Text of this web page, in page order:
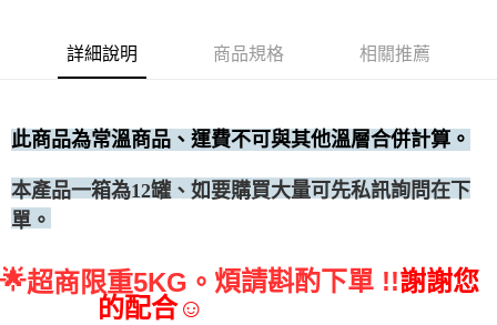
詳細說明 商品規格 相關推薦
此商品為常溫商品、運費不可與其他溫層合併計算。
本產品一箱為12罐、如要購買大量可先私訊詢問在下
單。
🌟超商限重5KG。 煩請斟酌下單 !!謝謝您
的配合☺